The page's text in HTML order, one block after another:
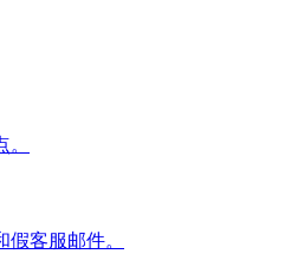
客服邮件。